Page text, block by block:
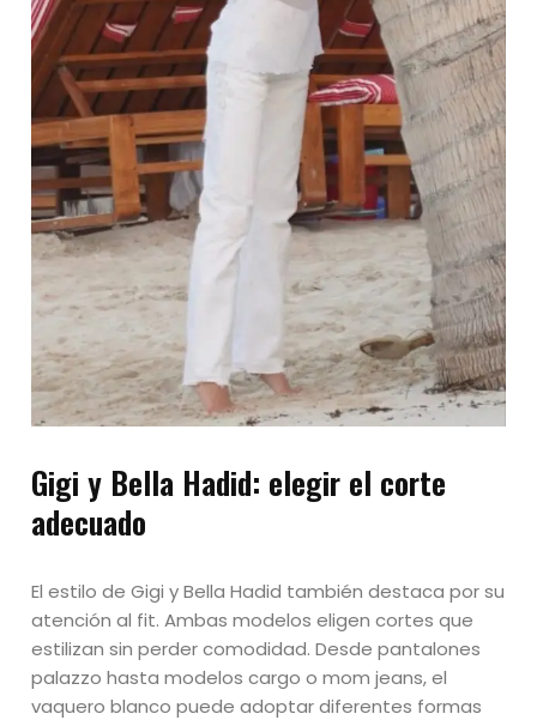
Gigi y Bella Hadid: elegir el corte
adecuado
El estilo de Gigi y Bella Hadid también destaca por su
atención al fit. Ambas modelos eligen cortes que
estilizan sin perder comodidad. Desde pantalones
palazzo hasta modelos cargo o mom jeans, el
vaquero blanco puede adoptar diferentes formas